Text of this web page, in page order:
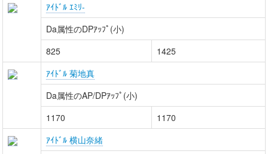
ｱｲﾄﾞﾙ ｴﾐﾘ-
Da属性のDPｱｯﾌﾟ(小)
825
1425
ｱｲﾄﾞﾙ 菊地真
Da属性のAP/DPｱｯﾌﾟ(小)
1170
1170
ｱｲﾄﾞﾙ 横山奈緒